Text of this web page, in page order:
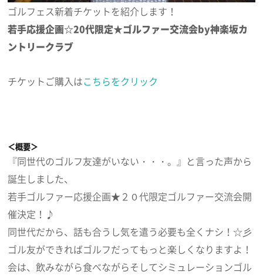
ゴルフェス新着チケットを紹介します！
若手応援企画☆20代限定★ゴルファー交流会by神楽坂カ
ントリークラブ
チケットご購入はこちらをクリック
＜概要＞
『同世代のゴルフ友達がいない・・・。』と言った声から
誕生しました、
若手ゴルファー応援企画★２０代限定ゴルファー交流会開
催決定！♪
同世代だから、話も合うし気を遣う必要も全くナシ！☆彡
ゴル友ができればゴルフだってもっと楽しくなりますよ！
会は、飲みながら食べながらそしてシミュレーションゴル